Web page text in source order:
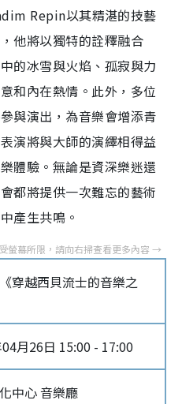
Repin以其精湛的技藝
他將以獨特的詮釋融合
的冰雪與火焰、孤寂與力
和內在熱情。此外，多位
與演出，為音樂會增添青
演將與大師的演繹相得益
體驗。無論是資深樂迷還
都將提供一次難忘的藝術
產生共鳴。
穿越西貝流士的音樂之
月26日 15:00 - 17:00
中心 音樂廳